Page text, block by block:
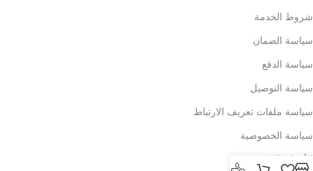
شروط الخدمة
سياسة الضمان
سياسة الدفع
سياسة التوصيل
سياسة ملفات تعريف الارتباط
سياسة الخصوصية
الأسئلة الشائعة